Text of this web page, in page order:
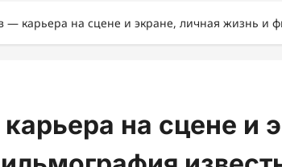
— карьера на сцене и экране, личная жизнь и
на сцене и